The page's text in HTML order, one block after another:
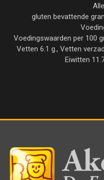
gluten bevattende
Voedingswaarden per 100
Vetten 6.1 g., Vetten
Eiwitten